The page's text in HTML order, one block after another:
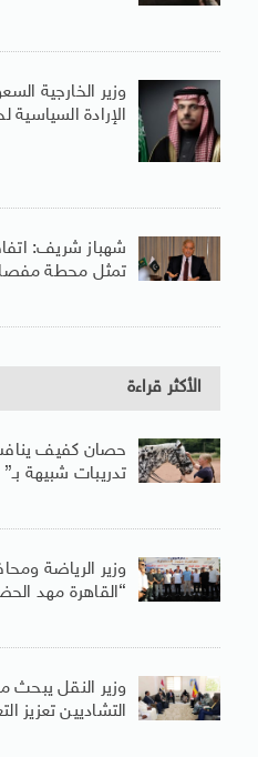
وزير الخارجية
الإرادة
شهباز شريف:
تمثل محطة
الأكثر قراءة
حصان كفيف
تدريبات شبيهة بـ”
وزير الرياضة
“القاهرة مهد الحضارة”
وزير النقل يبحث
التشاديين تعزيز